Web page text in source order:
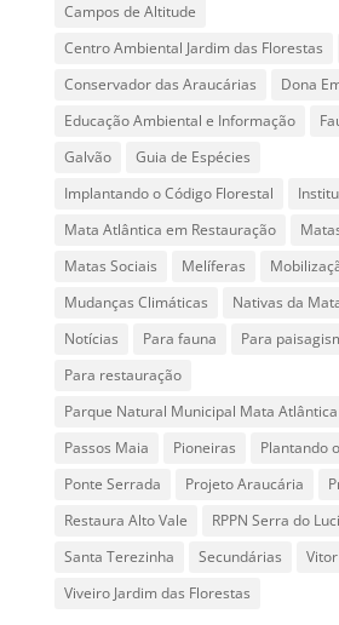
Campos de Altitude
Centro Ambiental Jardim das Florestas
Conservador das Araucárias
Dona
Educação Ambiental e Informação
Galvão
Guia de Espécies
Implantando o Código Florestal
Mata Atlântica em Restauração
Matas Sociais
Melíferas
Mudanças Climáticas
Nativas da
Notícias
Para fauna
Para
Para restauração
Parque Natural Municipal Mata Atlântica
Passos Maia
Pioneiras
Plantando
Ponte Serrada
Projeto Araucária
Restaura Alto Vale
RPPN Serra do
Santa Terezinha
Secundárias
Viveiro Jardim das Florestas